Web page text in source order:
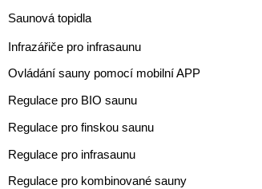
Saunová topidla
Infrazářiče pro infrasaunu
Ovládání sauny pomocí mobilní APP
Regulace pro BIO saunu
Regulace pro finskou saunu
Regulace pro infrasaunu
Regulace pro kombinované sauny